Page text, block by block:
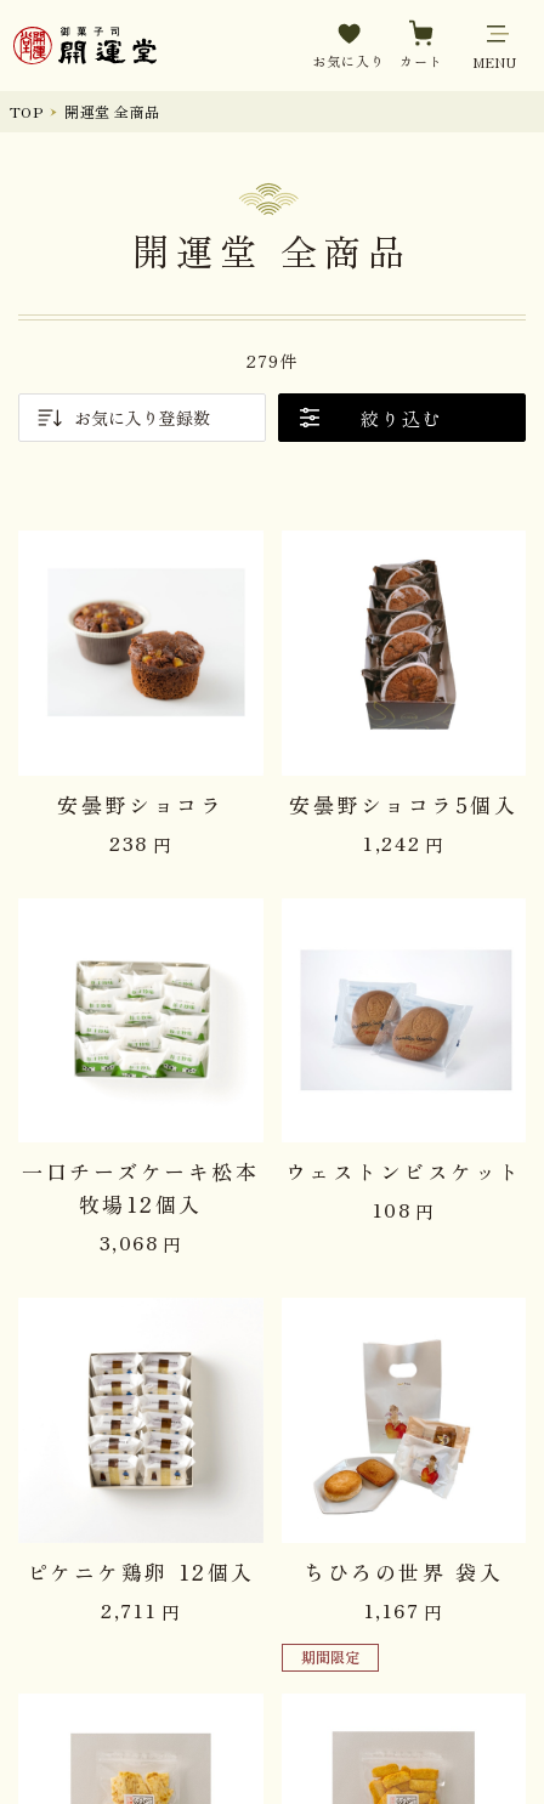
お気に入り カート MENU
TOP 開運堂 全商品
開運堂 全商品
279件
お気に入り登録数 絞り込む
安曇野ショコラ
238 円
安曇野ショコラ5個入
1,242 円
一口チーズケーキ松本
牧場12個入
3,068 円
ウェストンビスケット
108 円
ピケニケ鶏卵 12個入
2,711 円
ちひろの世界 袋入
1,167 円
期間限定